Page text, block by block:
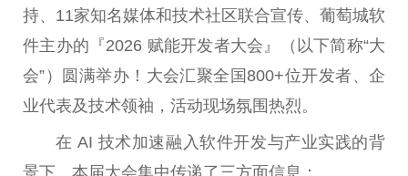
持、11家知名媒体和技术社区联合宣传、葡萄城软
件主办的『2026 赋能开发者大会』（以下简称“大
会”）圆满举办！大会汇聚全国800+位开发者、企
业代表及技术领袖，活动现场氛围热烈。
在 AI 技术加速融入软件开发与产业实践的背
景下，本届大会集中传递了三方面信息：